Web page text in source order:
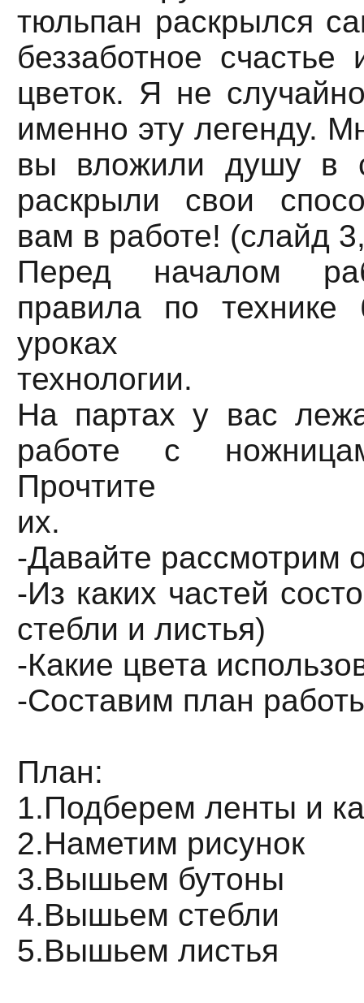
тюльпан раскрылся
беззаботное
цветок. Я не
именно эту легенду.
вы вложили душу в
раскрыли свои
вам в работе! (слайд
Перед началом
правила по технике
уроках
технологии.
На партах у вас
работе с
Прочтите
их.
-Давайте рассмотрим
-Из каких частей
стебли и листья)
-Какие цвета
-Составим план
План:
1.Подберем ленты и
2.Наметим рисунок
3.Вышьем бутоны
4.Вышьем стебли
5.Вышьем листья